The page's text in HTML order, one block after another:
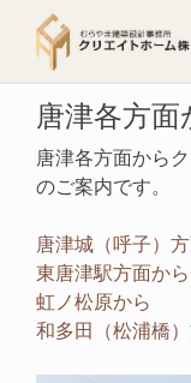
トップページ
唐津各方
唐津各方面から
のご案内です。
唐津城（呼子）
東唐津駅方面から
虹ノ松原から
和多田（松浦橋